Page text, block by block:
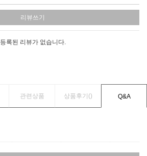
리뷰쓰기
등록된 리뷰가 없습니다.
관련상품 상품후기() Q&A